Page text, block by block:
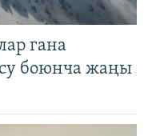
гана
боюнча жаңы